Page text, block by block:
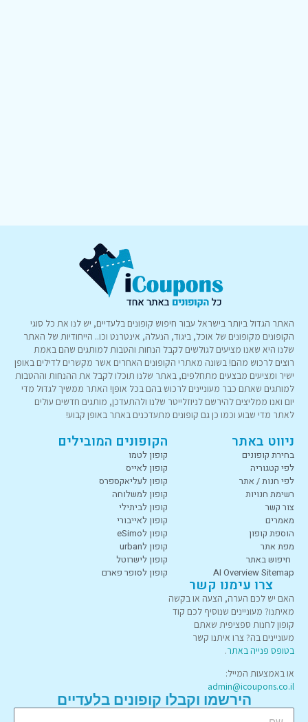
האתר הגדול ביותר בישראל עבור חיפוש קופונים בלעדיים, יש לנו את כל סוגי
הקופונים מקופונים של אוכל, ביגוד, הנעלה, אינטרנט וכו.. הייחודיות של האתר
שלנו היא שאנו מציעים לגולשים לקבל הנחות והטבות למותגים שהם באמת
רוצים לרכוש מהם! בשונה מאתרי הקופונים האחרים אשר מקשרים לדילים באופן
ישיר ומציעים מבצעים מתחלפים, באתר שלנו תוכלו לקבל את ההנחות וההטבות
למותגים שאתם כבר מעוניינים לרכוש בהם בכל אופן! האתר ממשיך לגדול מדי
יום ואנו ממליצים להירשם לניוזלייטר שלנו ולהתעדכן, מותגים חדשים עולים
לאתר מדי שבוע וכמו כן גם קופונים מתעדכנים באתר באופן קבוע!
ניווט באתר
בחירת קופונים
לפי קטגוריה
לפי חנות / אתר
רשימת חנויות
צור קשר
מאמרים
הוספת קופון
מפת אתר
חיפוש באתר
AI Overview Sitemap
הקופונים המובילים
קופון לטמו
קופון לאייס
קופון לעליאקספרס
קופון למשלוחה
קופון לביתילי
קופון לאייבורי
קופון לeSimo
קופון לurban
קופון לישרוטל
קופון לסופר פארם
צרו עימנו קשר
האם יש לכם הערה, הצעה או בקשה
מאיתנו? מעוניינים שנוסיף לכם קוד
קופון לחנות ספציפית שאתם
מעוניינים בה? צרו איתנו קשר
בטופס פנייה באתר.
או באמצעות המייל:
admin@icoupons.co.il
הירשמו וקבלו קופונים בלעדיים